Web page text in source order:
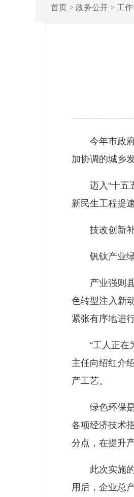
首页> 政务公开> 工
今年市政府
加协调的城乡
迈入“十五五
新民生工程提
技改创新补
钒钛产业绿
产业强则县
色转型注入新
紧张有序地进
“工人正在为
主任向绍红介
产工艺。
绿色环保是
各项经济技术
分点，在提升
此次实施的
用后，企业总